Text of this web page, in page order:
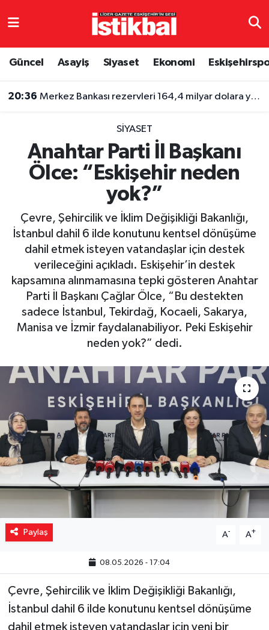
Güncel Asayiş Siyaset Ekonomi
20:36 Merkez Bankası rezervleri 164,4 milyar dolara yükseldi
SIYASET
Anahtar Parti İl Başkanı
Ölce: “Eskişehir neden
yok?”
Çevre, Şehircilik ve İklim Değişikliği Bakanlığı,
İstanbul dahil 6 ilde konutunu kentsel dönüşüme
dahil etmek isteyen vatandaşlar için destek
verileceğini açıkladı. Eskişehir’in destek
kapsamına alınmamasına tepki gösteren Anahtar
Parti İl Başkanı Çağlar Ölce, “Bu destekten
sadece İstanbul, Tekirdağ, Kocaeli, Sakarya,
Manisa ve İzmir faydalanabiliyor. Peki Eskişehir
neden yok?” dedi.
Paylaş A- A+
08.05.2026 - 17:04
Çevre, Şehircilik ve İklim Değişikliği Bakanlığı,
İstanbul dahil 6 ilde konutunu kentsel dönüşüme
dahil etmek isteyen vatandaşlar için yeni bir
Eskişehirspor
Spor
Ekonomi
Sağlık
Yaşam
Resmi ilanlar
Eskişehir Nöbetçi Eczaneler
Eskişehir Trafik Yoğunluk Haritası
TFF 3.Lig 4.Grup Puan Durumu ve Fikstür
Son Dakika Haberleri
Haber Arşivi